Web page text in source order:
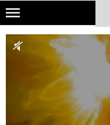
Skip
main
NATIONAL GEOGRAPHIC
PODCASTY